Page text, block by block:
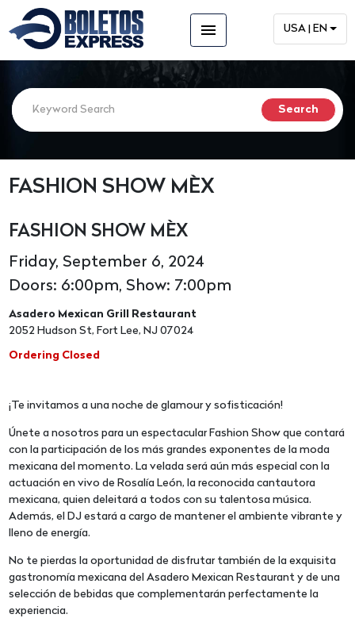
menu USA | EN
FASHION SHOW MÈX
FASHION SHOW MÈX
Friday, September 6, 2024
Doors: 6:00pm, Show: 7:00pm
Asadero Mexican Grill Restaurant
2052 Hudson St, Fort Lee, NJ 07024
Ordering Closed
¡Te invitamos a una noche de glamour y sofisticación!
Únete a nosotros para un espectacular Fashion Show que contará
con la participación de los más grandes exponentes de la moda
mexicana del momento. La velada será aún más especial con la
actuación en vivo de Rosalía León, la reconocida cantautora
mexicana, quien deleitará a todos con su talentosa música.
Además, el DJ estará a cargo de mantener el ambiente vibrante y
lleno de energía.
No te pierdas la oportunidad de disfrutar también de la exquisita
gastronomía mexicana del Asadero Mexican Restaurant y de una
selección de bebidas que complementarán perfectamente la
experiencia.